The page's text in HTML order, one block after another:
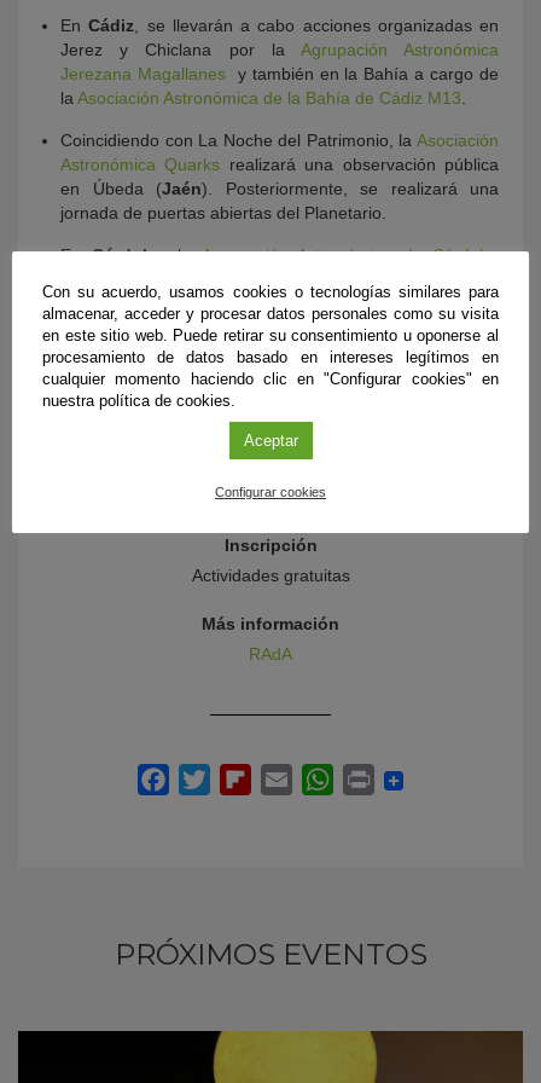
EnCádiz, se llevarán a cabo acciones organizadas en
Jerez y Chiclana por la Agrupación Astronómica
Jerezana Magallanesy también en la Bahía a cargo de
laAsociación Astronómica de la Bahía de Cádiz M13.
Coincidiendo con La Noche del Patrimonio, la Asociación
Astronómica Quarks realizará una observación pública
en Úbeda (Jaén). Posteriormente, se realizará una
jornada de puertas abiertas del Planetario.
EnCórdoba, laAgrupación Astronómica de Córdoba
organizado varias charlas y una observación pública.
*Imagen de portada : Constelación de Hércules. Till
Credner/ Wikimedia
Organiza
Federación de Asociaciones
Astronomía
Inscripción
Actividades gratuitas
Más información
RAdA
PRÓXIMOS EVENTOS
Con su acuerdo, usamos cookies o tecnologías similares para
almacenar, acceder y procesar datos personales como su visita
en este sitio web. Puede retirar su consentimiento u oponerse al
procesamiento de datos basado en intereses legítimos en
cualquier momento haciendo clic en "Configurar cookies" en
nuestra política de cookies.
Aceptar
Configurar cookies